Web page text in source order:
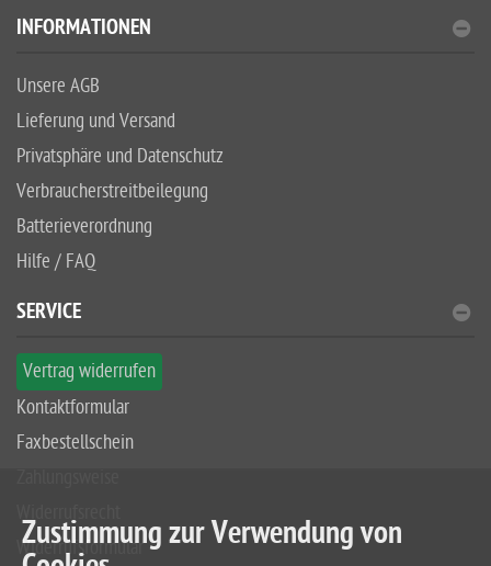
INFORMATIONEN
Unsere AGB
Lieferung und Versand
Privatsphäre und Datenschutz
Verbraucherstreitbeilegung
Batterieverordnung
Hilfe / FAQ
SERVICE
Vertrag widerrufen
Kontaktformular
Faxbestellschein
Widerrufsformular
Zustimmung zur Verwendung von